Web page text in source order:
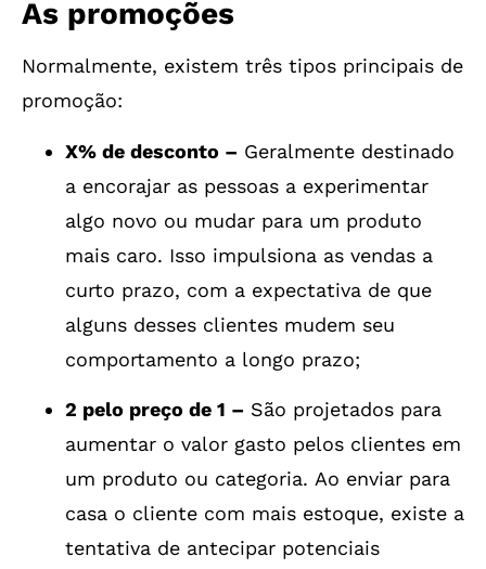
As promoções
Normalmente, existem três tipos principais de
promoção:
X% de desconto – Geralmente destinado
a encorajar as pessoas a experimentar
algo novo ou mudar para um produto
mais caro. Isso impulsiona as vendas a
curto prazo, com a expectativa de que
alguns desses clientes mudem seu
comportamento a longo prazo;
2 pelo preço de 1 – São projetados para
aumentar o valor gasto pelos clientes em
um produto ou categoria. Ao enviar para
casa o cliente com mais estoque, existe a
tentativa de antecipar potenciais